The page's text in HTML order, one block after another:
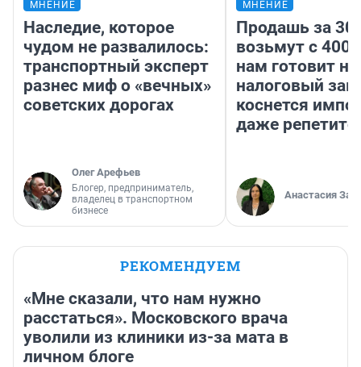
МНЕНИЕ
Наследие, которое
чудом не развалилось:
транспортный эксперт
разнес миф о «вечных»
советских дорогах
Олег Арефьев
Блогер, предприниматель,
владелец в транспортном
бизнесе
МНЕНИЕ
Продашь за
возьмут с
нам готовит
налоговый
коснется
даже
Анастасия
РЕКОМЕНДУЕМ
«Мне сказали, что нам нужно
расстаться». Московского врача
уволили из клиники из-за мата в
личном блоге